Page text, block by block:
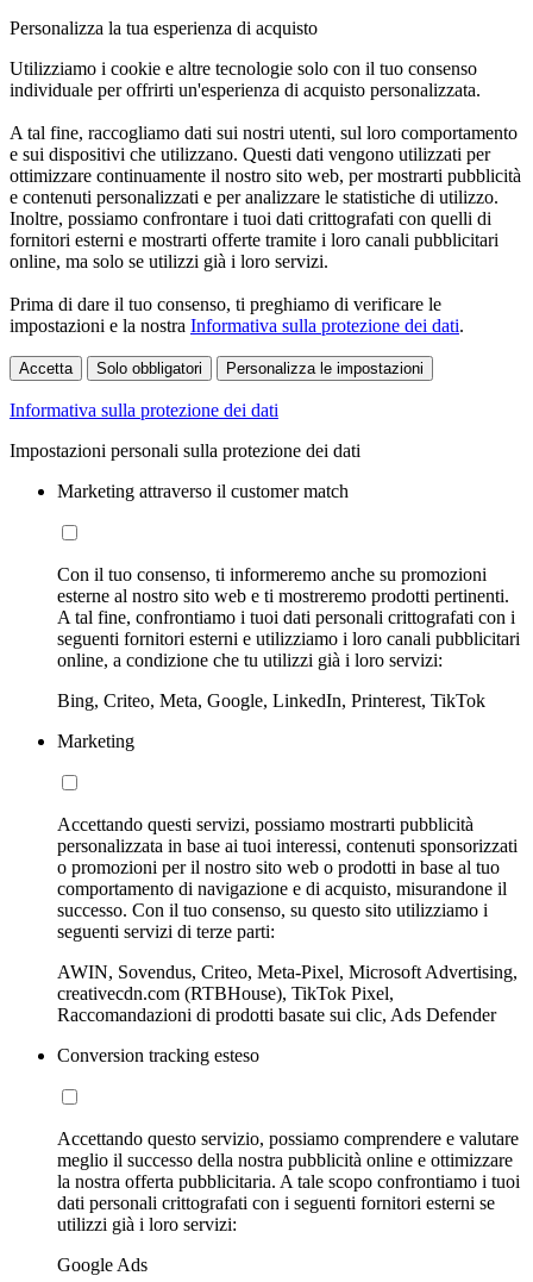
Personalizza la tua esperienza di acquisto
Utilizziamo i cookie e altre tecnologie solo con il tuo consenso
individuale per offrirti un'esperienza di acquisto personalizzata.
A tal fine, raccogliamo dati sui nostri utenti, sul loro comportamento
e sui dispositivi che utilizzano. Questi dati vengono utilizzati per
ottimizzare continuamente il nostro sito web, per mostrarti pubblicità
e contenuti personalizzati e per analizzare le statistiche di utilizzo.
Inoltre, possiamo confrontare i tuoi dati crittografati con quelli di
fornitori esterni e mostrarti offerte tramite i loro canali pubblicitari
online, ma solo se utilizzi già i loro servizi.
Prima di dare il tuo consenso, ti preghiamo di verificare le
impostazioni e la nostra Informativa sulla protezione dei dati.
Accetta Solo obbligatori Personalizza le impostazioni
Informativa sulla protezione dei dati
Impostazioni personali sulla protezione dei dati
Marketing attraverso il customer match
Con il tuo consenso, ti informeremo anche su promozioni
esterne al nostro sito web e ti mostreremo prodotti pertinenti.
A tal fine, confrontiamo i tuoi dati personali crittografati con i
seguenti fornitori esterni e utilizziamo i loro canali pubblicitari
online, a condizione che tu utilizzi già i loro servizi:
Bing, Criteo, Meta, Google, LinkedIn, Printerest, TikTok
Marketing
Accettando questi servizi, possiamo mostrarti pubblicità
personalizzata in base ai tuoi interessi, contenuti sponsorizzati
o promozioni per il nostro sito web o prodotti in base al tuo
comportamento di navigazione e di acquisto, misurandone il
successo. Con il tuo consenso, su questo sito utilizziamo i
seguenti servizi di terze parti:
AWIN, Sovendus, Criteo, Meta-Pixel, Microsoft Advertising,
creativecdn.com (RTBHouse), TikTok Pixel,
Raccomandazioni di prodotti basate sui clic, Ads Defender
Conversion tracking esteso
Accettando questo servizio, possiamo comprendere e valutare
meglio il successo della nostra pubblicità online e ottimizzare
la nostra offerta pubblicitaria. A tale scopo confrontiamo i tuoi
dati personali crittografati con i seguenti fornitori esterni se
utilizzi già i loro servizi:
Google Ads